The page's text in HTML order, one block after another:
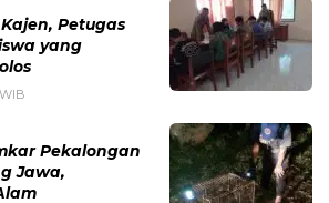
Petugas
yang
Pekalongan
Jawa,